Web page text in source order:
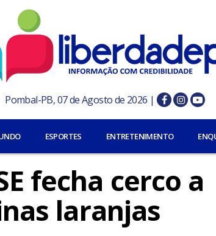
Pombal-PB, 07 de Agosto de 2026 |
ESPORTES ENTRETENIMENTO
fecha cerco a
laranjas